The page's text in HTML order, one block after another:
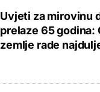
Uvjeti za mirovinu
prelaze 65 godina:
zemlje rade